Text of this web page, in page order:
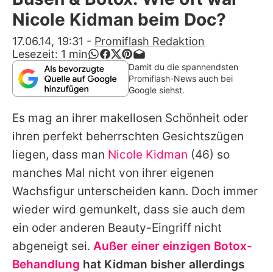
Alle Themen auf Promiflash
App runterladen
Team
Redaktionelle Richtlinien
Impressum
Nutzungsbedingungen
Utiq verwalten
Nicole Kidman beim Doc?
17.06.14, 19:31 - Promiflash Redaktion
Lesezeit: 1 min
Damit du die spannendsten
Promiflash-News auch bei
Google siehst.
Es mag an ihrer makellosen Schönheit oder
ihren perfekt beherrschten Gesichtszügen
liegen, dass man Nicole Kidman (46) so
manches Mal nicht von ihrer eigenen
Wachsfigur unterscheiden kann. Doch immer
wieder wird gemunkelt, dass sie auch dem
ein oder anderen Beauty-Eingriff nicht
abgeneigt sei. Außer einer einzigen Botox-
Behandlung hat Kidman bisher allerdings